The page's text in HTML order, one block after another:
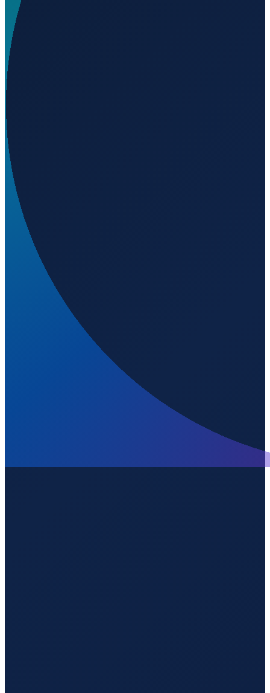
Los Angeles
Shenzhen